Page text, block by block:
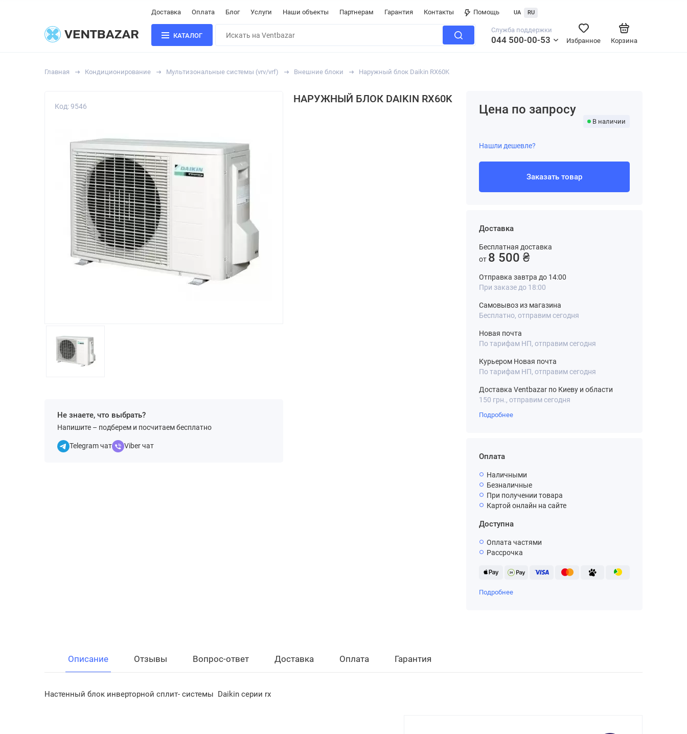
Доставка Оплата Блог Услуги Наши объекты Партнерам Гарантия Контакты Помощь UA RU
КАТАЛОГ
Служба поддержки
044 500-00-53 Корзина
Избранное
Главная Кондиционирование Мультизональные системы (vrv/vrf) Внешние блоки Наружный блок Daikin RX60K
Код: 9546
Не знаете, что выбрать?
Напишите – подберем и посчитаем бесплатно
Telegram чат Viber чат
НАРУЖНЫЙ БЛОК DAIKIN RX60K
Цена по запросу
В наличии
Нашли дешевле?
Заказать товар
Доставка
Бесплатная доставка
от 8 500 ₴
Отправка завтра до 14:00
При заказе до 18:00
Самовывоз из магазина
Бесплатно, отправим сегодня
Новая почта
По тарифам НП, отправим сегодня
Курьером Новая почта
По тарифам НП, отправим сегодня
Доставка Ventbazar по Киеву и области
150 грн., отправим сегодня
Подробнее
Оплата
Наличными
Безналичные
При получении товара
Картой онлайн на сайте
Доступна
Оплата частями
Рассрочка
Подробнее
Описание Отзывы Вопрос-ответ Доставка Оплата Гарантия
Настенный блок инверторной сплит- системы Daikin серии rx